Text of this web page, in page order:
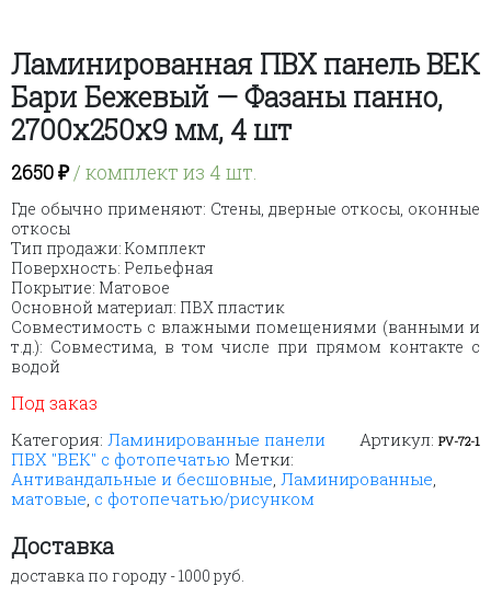
Ламинированная ПВХ панель ВЕК
Бари Бежевый — Фазаны панно,
2700х250х9 мм, 4 шт
2650₽/ комплект из 4 шт.
Где обычно применяют: Стены, дверные откосы, оконные
откосы
Тип продажи: Комплект
Поверхность: Рельефная
Покрытие: Матовое
Основной материал: ПВХ пластик
Совместимость с влажными помещениями (ванными и
т.д.): Совместима, в том числе при прямом контакте с
водой
Под заказ
Артикул: PV-72-1
Категория: Ламинированные панели
ПВХ "ВЕК" с фотопечатью Метки:
Антивандальные и бесшовные Ламинированные
матовые с фотопечатью/рисунком
Доставка
доставка по городу - 1000 руб.